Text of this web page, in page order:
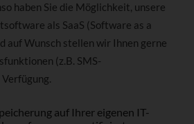
haben Sie die Möglichkeit, unsere
als SaaS (Software as a
auf Wunsch stellen wir Ihnen gerne
(z.B. SMS-
auf Ihrer eigenen IT-